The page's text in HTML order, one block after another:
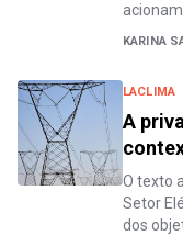
KARINA
LACLIMA
A
O texto
Setor
dos